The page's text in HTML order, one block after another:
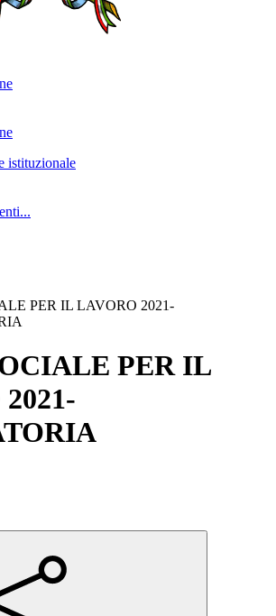
istituzionale
PER IL LAVORO 2021-
PER IL